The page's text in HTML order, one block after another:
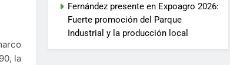
la
Fernández presente en Expoagro 2026:
Fuerte promoción del Parque
Industrial y la producción local